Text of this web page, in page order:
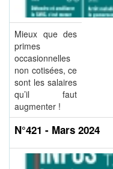
Mieux que des
primes
occasionnelles
non cotisées, ce
sont les salaires
qu’il faut
augmenter !
N°421 - Mars 2024